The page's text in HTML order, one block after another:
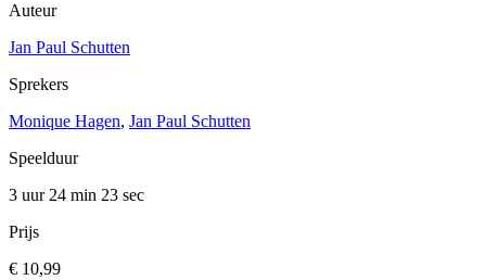
Auteur
Jan Paul Schutten
Sprekers
Monique Hagen, Jan Paul Schutten
Speelduur
3 uur 24 min 23 sec
Prijs
€ 10,99